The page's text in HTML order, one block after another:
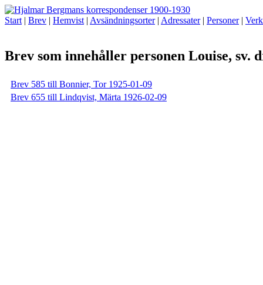
Start | Brev | Hemvist | Avsändningsorter| Adressater| Personer| Verk
Brev som innehåller personen Louise, sv.
Brev 585 till Bonnier, Tor 1925-01-09
Brev 655 till Lindqvist, Märta 1926-02-09